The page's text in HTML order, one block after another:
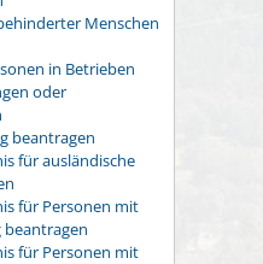
Menschen
in Betrieben
oder
beantragen
für ausländische
für Personen mit
für Personen mit